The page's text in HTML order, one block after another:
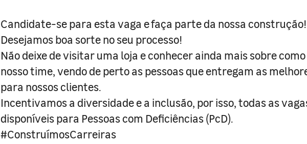
Candidate-se para esta vaga e faça parte da nossa construção!
Desejamos boa sorte no seu processo!
Não deixe de visitar uma loja e conhecer ainda mais sobre
nosso time, vendo de perto as pessoas que entregam as
para nossos clientes.
Incentivamos a diversidade e a inclusão, por isso, todas as
disponíveis para Pessoas com Deficiências (PcD).
#ConstruímosCarreiras